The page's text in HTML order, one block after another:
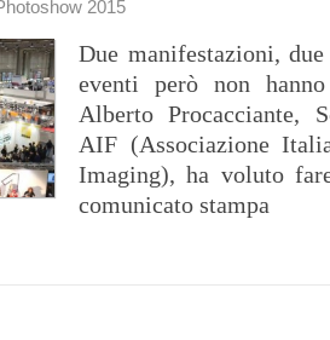
2015
Due manifestazioni,
eventi però non
Alberto Procacciante,
AIF (Associazione
Imaging), ha voluto
comunicato stampa